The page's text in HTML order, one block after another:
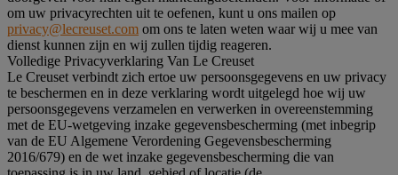
om uw privacyrechten uit te oefenen, kunt u ons mailen op
privacy@lecreuset.com om ons te laten weten waar wij u mee van
dienst kunnen zijn en wij zullen tijdig reageren.
Volledige Privacyverklaring Van Le Creuset
Le Creuset verbindt zich ertoe uw persoonsgegevens en uw privacy
te beschermen en in deze verklaring wordt uitgelegd hoe wij uw
persoonsgegevens verzamelen en verwerken in overeenstemming
met de EU-wetgeving inzake gegevensbescherming (met inbegrip
van de EU Algemene Verordening Gegevensbescherming
2016/679) en de wet inzake gegevensbescherming die van